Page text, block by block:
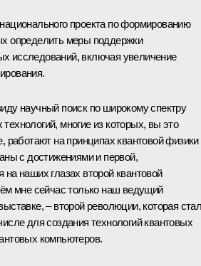
проекта по формированию
определить меры поддержки
исследований, включая увеличение
научный поиск по широкому спектру
многие из которых, вы это
работают на принципах квантовой физики
с достижениями и первой,
наших глазах второй квантовой
мне сейчас только наш ведущий
– второй революции, которая
для создания технологий квантовых
компьютеров.